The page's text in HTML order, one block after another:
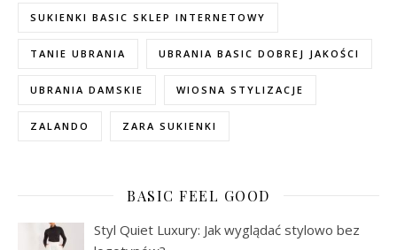
SUKIENKI BASIC SKLEP INTERNETOWY
TANIE UBRANIA UBRANIA BASIC DOBREJ JAKOŚCI
UBRANIA DAMSKIE WIOSNA STYLIZACJE
ZALANDO ZARA SUKIENKI
BASIC FEEL GOOD
Styl Quiet Luxury: Jak wyglądać stylowo bez